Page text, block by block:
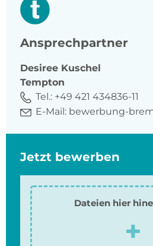
Ansprechpartner
Desiree Kuschel
Tempton
Tel.: +49 421 434836-11
E-Mail: bewerbung-
Jetzt bewerben
Dateien hier